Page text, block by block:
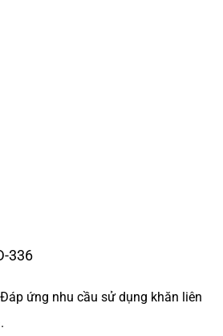
336
Đáp ứng nhu cầu sử dụng khăn liên